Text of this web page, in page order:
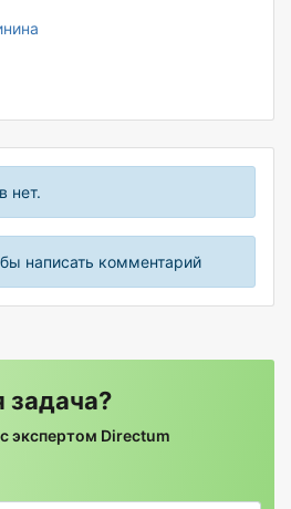
нет.
написать комментарий
задача?
экспертом Directum